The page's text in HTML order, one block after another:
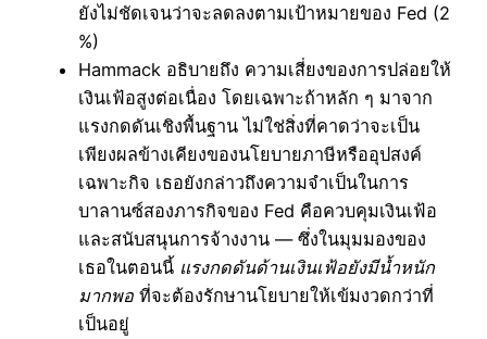
ยังไม่ชัดเจนว่าจะลดลงตามเป้าหมายของ Fed (2
%)
Hammack อธิบายถึง ความเสี่ยงของการปล่อยให้
เงินเฟ้อสูงต่อเนื่อง โดยเฉพาะถ้าหลัก ๆ มาจาก
แรงกดดันเชิงพื้นฐาน ไม่ใช่สิ่งที่คาดว่าจะเป็น
เพียงผลข้างเคียงของนโยบายภาษีหรืออุปสงค์
เฉพาะกิจ เธอยังกล่าวถึงความจำเป็นในการ
บาลานซ์สองภารกิจของ Fed คือควบคุมเงินเฟ้อ
และสนับสนุนการจ้างงาน — ซึ่งในมุมมองของ
เธอในตอนนี้ แรงกดดันด้านเงินเฟ้อยังมีน้ำหนัก
มากพอ ที่จะต้องรักษานโยบายให้เข้มงวดกว่าที่
เป็นอยู่